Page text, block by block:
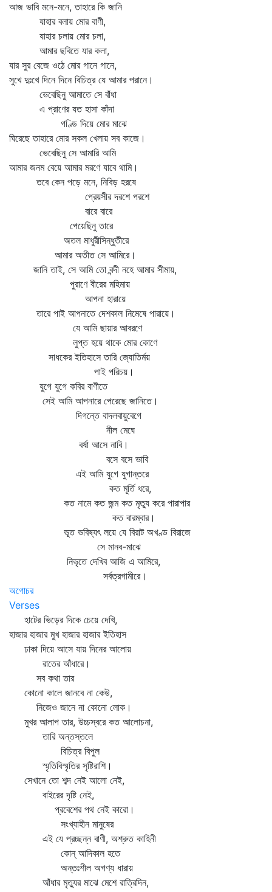
আজ ভাবি মনে-মনে, তাহারে কি জানি
যাহার বলায় মোর বাণী,
যাহার চলায় মোর চলা,
আমার ছবিতে যার কলা,
যার সুর বেজে ওঠে মোর গানে গানে,
সুখে দুঃখে দিনে দিনে বিচিত্র যে আমার পরানে।
ভেবেছিনু আমাতে সে বাঁধা
এ প্রাণের যত হাসা কাঁদা
গণ্ডি দিয়ে মোর মাঝে
ঘিরেছে তাহারে মোর সকল খেলায় সব কাজে।
ভেবেছিনু সে আমারি আমি
আমার জনম বেয়ে আমার মরণে যাবে থামি।
তবে কেন পড়ে মনে, নিবিড় হরষে
প্রেয়সীর দরশে পরশে
বারে বারে
পেয়েছিনু তারে
অতল মাধুরীসিন্ধুতীরে
আমার অতীত সে আমিরে।
জানি তাই, সে আমি তো বন্দী নহে আমার সীমায়,
পুরাণে বীরের মহিমায়
আপনা হারায়ে
তারে পাই আপনাতে দেশকাল নিমেষে পারায়ে।
যে আমি ছায়ার আবরণে
লুপ্ত হয়ে থাকে মোর কোণে
সাধকের ইতিহাসে তারি জ্যোতির্ময়
পাই পরিচয়।
যুগে যুগে কবির বাণীতে
সেই আমি আপনারে পেরেছে জানিতে।
দিগন্তে বাদলবায়ুবেগে
নীল মেঘে
বর্ষা আসে নাবি।
বসে বসে ভাবি
এই আমি যুগে যুগান্তরে
কত মূর্তি ধরে,
কত নামে কত জন্ম কত মৃত্যু করে পারাপার
কত বারম্বার।
ভূত ভবিষ্যৎ লয়ে যে বিরাট অখণ্ড বিরাজে
সে মানব-মাঝে
নিভৃতে দেখিব আজি এ আমিরে,
সর্বত্রগামীরে।
অগোচর
Verses
হাটের ভিড়ের দিকে চেয়ে দেখি,
হাজার হাজার মুখ হাজার হাজার ইতিহাস
ঢাকা দিয়ে আসে যায় দিনের আলোয়
রাতের আঁধারে।
সব কথা তার
কোনো কালে জানবে না কেউ,
নিজেও জানে না কোনো লোক।
মুখর আলাপ তার, উচ্চস্বরে কত আলোচনা,
তারি অন্তস্তলে
বিচিত্র বিপুল
স্মৃতিবিস্মৃতির সৃষ্টিরাশি।
সেখানে তো শব্দ নেই আলো নেই,
বাইরের দৃষ্টি নেই,
প্রবেশের পথ নেই কারো।
সংখ্যাহীন মানুষের
এই যে প্রচ্ছন্ন বাণী, অশ্রুত কাহিনী
কোন্‌ আদিকাল হতে
অন্তঃশীল অগণ্য ধারায়
আঁধার মৃত্যুর মাঝে মেশে রাত্রিদিন,